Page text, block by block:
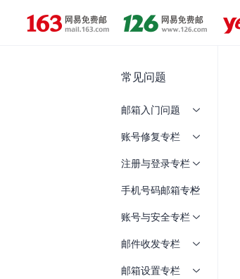
常见问题
邮箱入门问题
账号修复专栏
注册与登录专栏
手机号码邮箱专栏
账号与安全专栏
邮件收发专栏
邮箱设置专栏